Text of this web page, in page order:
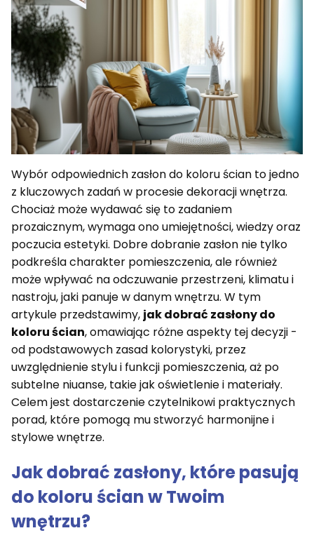
Wybór odpowiednich zasłon do koloru ścian to jedno
z kluczowych zadań w procesie dekoracji wnętrza.
Chociaż może wydawać się to zadaniem
prozaicznym, wymaga ono umiejętności, wiedzy oraz
poczucia estetyki. Dobre dobranie zasłon nie tylko
podkreśla charakter pomieszczenia, ale również
może wpływać na odczuwanie przestrzeni, klimatu i
nastroju, jaki panuje w danym wnętrzu. W tym
artykule przedstawimy, jak dobrać zasłony do
koloru ścian, omawiając różne aspekty tej decyzji -
od podstawowych zasad kolorystyki, przez
uwzględnienie stylu i funkcji pomieszczenia, aż po
subtelne niuanse, takie jak oświetlenie i materiały.
Celem jest dostarczenie czytelnikowi praktycznych
porad, które pomogą mu stworzyć harmonijne i
stylowe wnętrze.
Jak dobrać zasłony, które pasują
do koloru ścian w Twoim
wnętrzu?